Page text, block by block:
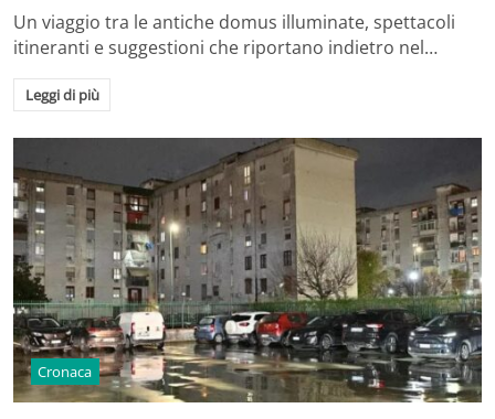
Un viaggio tra le antiche domus illuminate, spettacoli
itineranti e suggestioni che riportano indietro nel…
Leggi di più
Cronaca